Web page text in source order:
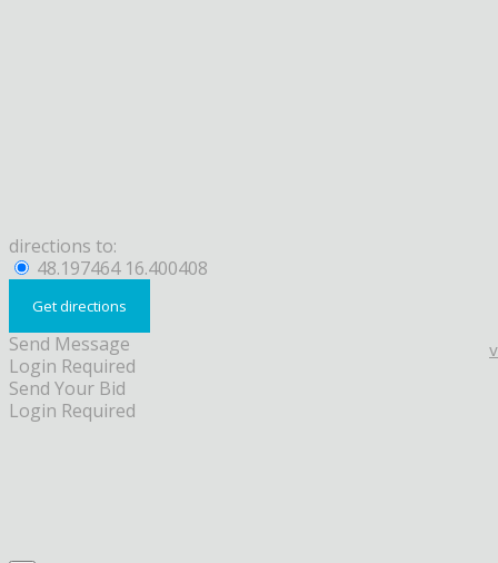
directions to:
48.197464 16.400408
Send Message
Login Required
Send Your Bid
Login Required